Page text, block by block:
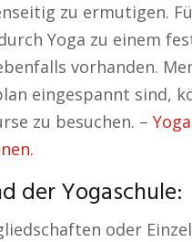
zu ermutigen.
Yoga zu einem
vorhanden.
eingespannt sind,
zu besuchen. –
der Yogaschule:
oder